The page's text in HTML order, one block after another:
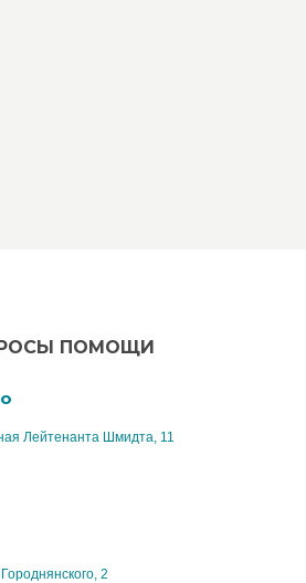
ПОМОЩИ
Лейтенанта Шмидта, 11
2